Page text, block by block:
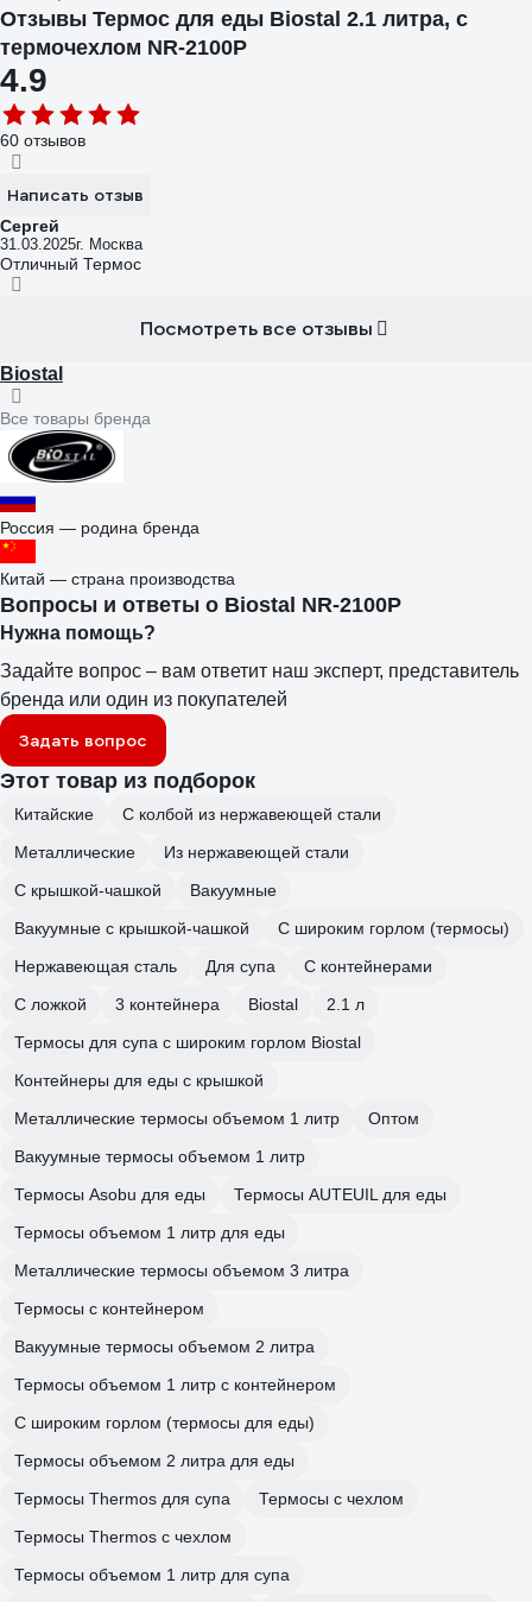
Отзывы Термос для еды Biostal 2.1 литра, с
термочехлом NR-2100P
4.9
60 отзывов
Написать отзыв
Сергей
31.03.2025г. Москва
Отличный Термос
Посмотреть все отзывы
Biostal
Все товары бренда
Россия — родина бренда
Китай — страна производства
Вопросы и ответы о Biostal NR-2100P
Нужна помощь?
Задайте вопрос – вам ответит наш эксперт, представитель
бренда или один из покупателей
Задать вопрос
Этот товар из подборок
Китайские
С колбой из нержавеющей стали
Металлические
Из нержавеющей стали
С крышкой-чашкой
Вакуумные
Вакуумные с крышкой-чашкой
С широким горлом (термосы)
Нержавеющая сталь
Для супа
С контейнерами
С ложкой
3 контейнера Biostal
2.1 л
Термосы для супа с широким горлом Biostal
Контейнеры для еды с крышкой
Металлические термосы объемом 1 литр
Оптом
Вакуумные термосы объемом 1 литр
Термосы Asobu для еды
Термосы AUTEUIL для еды
Термосы объемом 1 литр для еды
Металлические термосы объемом 3 литра
Термосы с контейнером
Вакуумные термосы объемом 2 литра
Термосы объемом 1 литр с контейнером
С широким горлом (термосы для еды)
Термосы объемом 2 литра для еды
Термосы Thermos для супа
Термосы с чехлом
Термосы Thermos с чехлом
Термосы объемом 1 литр для супа